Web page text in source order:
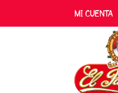
MI CUENTA